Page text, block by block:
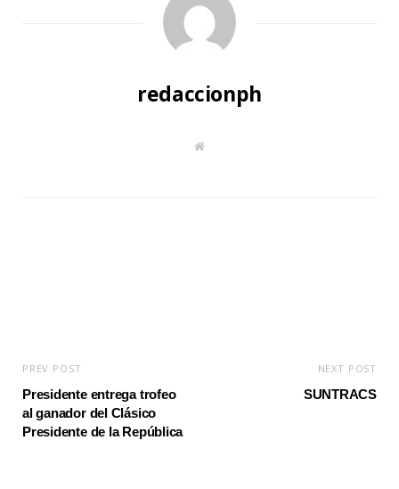
redaccionph
W
PREV POST
Presidente entrega trofeo
al ganador del Clásico
Presidente de la República
NEXT POST
SUNTRACS